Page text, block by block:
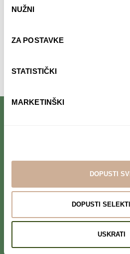
pristanka
NUŽNI
ZA POSTAVKE
STATISTIČKI
MARKETINŠKI
DOPUSTI
DOPUSTI
USKRATI
Komentari su zatvoreni.
podataka i koriste u svrhu
PRATI NAS NA